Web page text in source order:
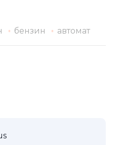
бензин автомат